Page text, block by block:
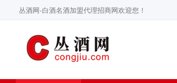
丛酒网-白酒名酒加盟代理招商网欢迎您！